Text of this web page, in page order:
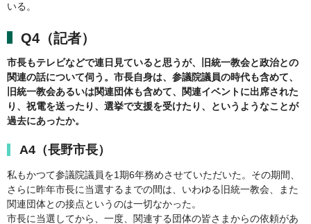
いる。
Q4（記者）
市長もテレビなどで連日見ていると思うが、旧統一教会と政治との
関連の話について伺う。市長自身は、参議院議員の時代も含めて、
旧統一教会あるいは関連団体も含めて、関連イベントに出席された
り、祝電を送ったり、選挙で支援を受けたり、というようなことが
過去にあったか。
A4（長野市長）
私もかつて参議院議員を1期6年務めさせていただいた。その期間、
さらに昨年市長に当選するまでの間は、いわゆる旧統一教会、また
関連団体との接点というのは一切なかった。
市長に当選してから、一度、関連する団体の皆さまからの依頼があ